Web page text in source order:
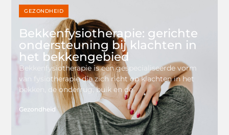
GEZONDHEID
Bekkenfysiotherapie: gerichte
ondersteuning bij klachten in
het bekkengebied
Bekkenfysiotherapie is een gespecialiseerde vorm
van fysiotherapie die zich richt op klachten in het
bekken, de onderrug, buik en de
Gezondheid